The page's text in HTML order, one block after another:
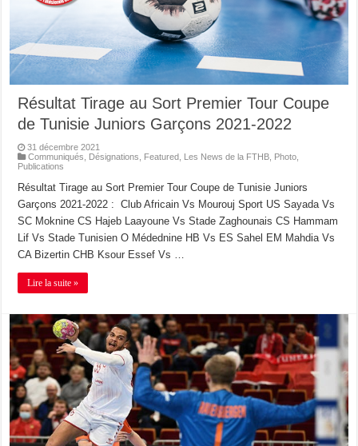
Résultat Tirage au Sort Premier Tour Coupe
de Tunisie Juniors Garçons 2021-2022
31 décembre 2021
Communiqués
Désignations Featured Les News de la FTHB Photo
Publications
Résultat Tirage au Sort Premier Tour Coupe de Tunisie Juniors
Garçons 2021-2022 : Club Africain Vs Mourouj Sport US Sayada Vs
SC Moknine CS Hajeb Laayoune Vs Stade Zaghounais CS Hammam
Lif Vs Stade Tunisien O Médednine HB Vs ES Sahel EM Mahdia Vs
CA Bizertin CHB Ksour Essef Vs …
Lire la suite »